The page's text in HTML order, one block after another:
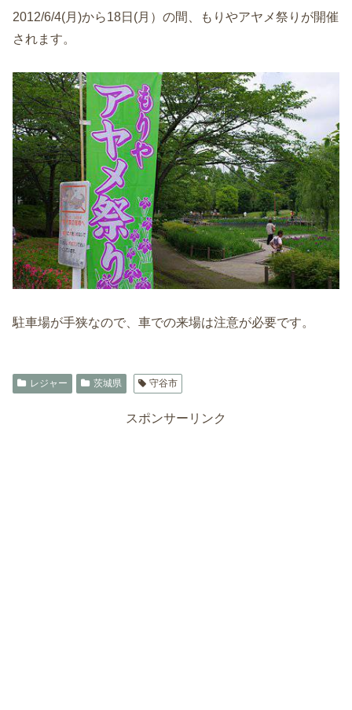
2012/6/4(月)から18日(月）の間、もりやアヤメ祭りが開催
されます。
駐車場が手狭なので、車での来場は注意が必要です。
レジャー 茨城県 守谷市
スポンサーリンク